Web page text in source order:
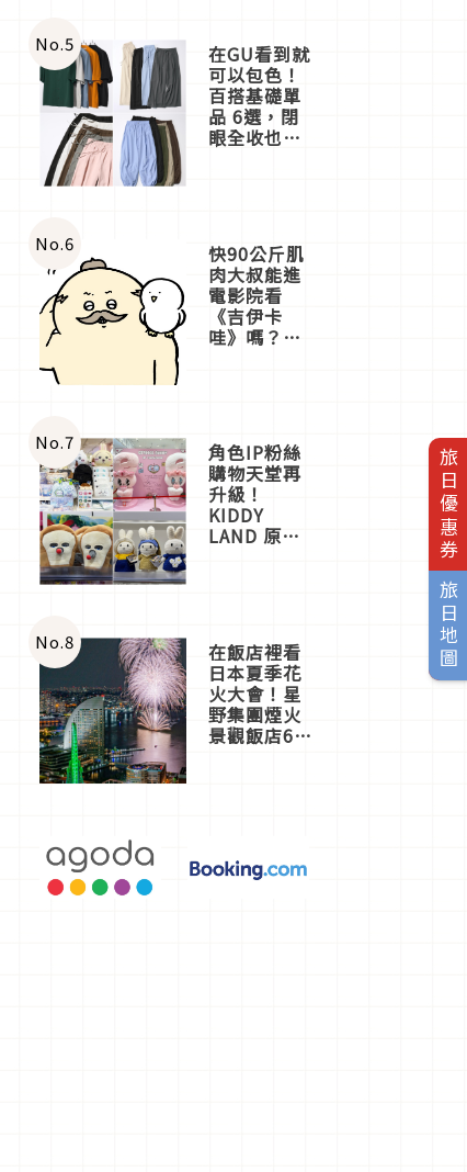
旅日優惠券
旅日地圖
No.5 在GU看到就
可以包色！
百搭基礎單
品 6選，閉
眼全收也不
No.6 快90公斤肌
肉大叔能進
電影院看
《吉伊卡
哇》嗎？日
一同給出了
答案
No.7 角色IP粉絲
購物天堂再
升級！
KIDDY
LAND 原宿
店3分即達
No.8 在飯店裡看
日本夏季花
火大會！星
野集團煙火
景觀飯店6